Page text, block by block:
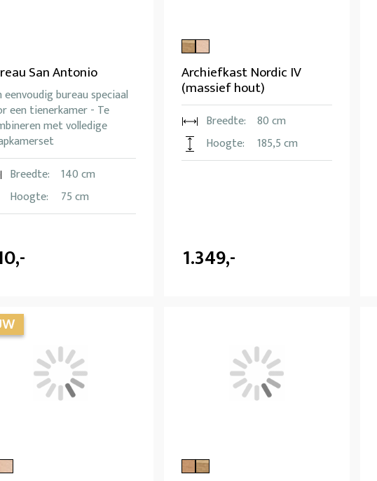
San Antonio
eenvoudig bureau speciaal
een tienerkamer - Te
met volledige
Breedte:
140 cm
Hoogte:
75 cm
Archiefkast Nordic IV
(massief hout)
Breedte:
80 cm
Hoogte:
185,5 cm
1.349,-